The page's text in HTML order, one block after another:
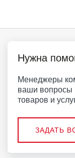
Нужна
Менеджеры
ваши вопросы
товаров и
ЗАДАТЬ